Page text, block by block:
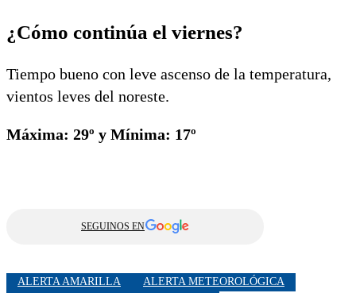
¿Cómo continúa el viernes?
Tiempo bueno con leve ascenso de la temperatura,
vientos leves del noreste.
Máxima: 29º y Mínima: 17º
SEGUINOS EN
ALERTA AMARILLA
ALERTA METEOROLÓGICA